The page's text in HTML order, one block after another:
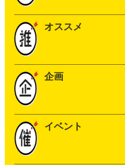
オススメ
企画
イベント